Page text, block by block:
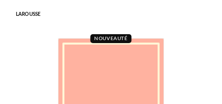
LAROUSSE
NOUVEAUTÉ